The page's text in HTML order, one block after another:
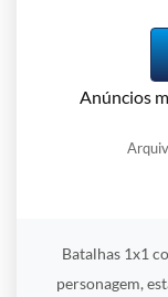
Anúncios
Batalhas 1x1
personagem,